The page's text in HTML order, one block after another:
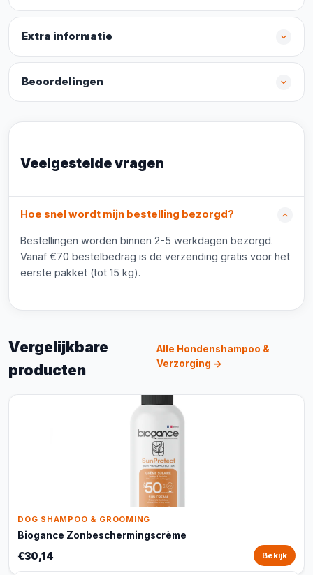
Extra informatie
Beoordelingen
Veelgestelde vragen
Hoe snel wordt mijn bestelling bezorgd?
Bestellingen worden binnen 2-5 werkdagen bezorgd.
Vanaf €70 bestelbedrag is de verzending gratis voor het
eerste pakket (tot 15 kg).
Vergelijkbare
producten
Alle Hondenshampoo &
Verzorging →
DOG SHAMPOO & GROOMING
Biogance Zonbeschermingscrème
€30,14 Bekijk